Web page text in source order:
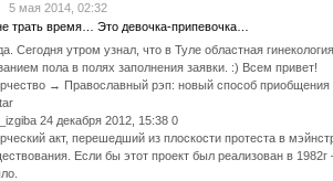
5 мая 2014, 02:32
трать время… Это девочка-припевочка…
Сегодня утром узнал, что в Туле областная
пола в полях заполнения заявки. :) Всем привет!
→ Православный рэп: новый способ приобщения
24 декабря 2012, 15:38 0
акт, перешедший из плоскости протеста в
Если бы этот проект был реализован в